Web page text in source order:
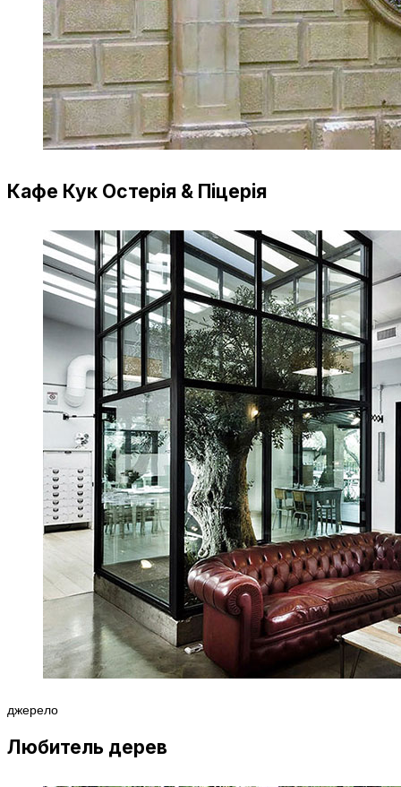
Кафе Кук Остерія & Піцерія
джерело
Любитель дерев